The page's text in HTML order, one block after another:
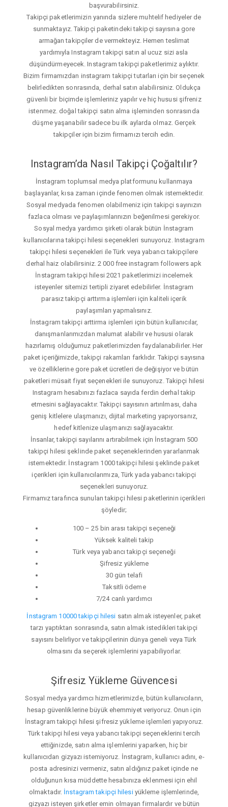
başvurabilirsiniz.
Takipçi paketlerimizin yanında sizlere muhtelif hediyeler de
sunmaktayız. Takipçi paketindeki takipçi sayısına gore
armağan takipçiler de vermekteyiz. Hemen teslimat
yardımıyla Instagram takipçi satın al ucuz sizi asla
düşündürmeyecek. Instagram takipçi paketlerimiz aylıktır.
Bizim firmamızdan instagram takipçi tutarları için bir seçenek
belirledikten sonrasında, derhal satın alabilirsiniz. Oldukça
güvenli bir biçimde işlemleriniz yapılır ve hiç hususi şifreniz
istenmez. doğal takipçi satın alma işleminden sonrasında
düşme yaşanabilir sadece bu ilk aylarda olmaz. Gerçek
takipçiler için bizim firmamızı tercih edin.
Instagram’da Nasıl Takipçi Çoğaltılır?
İnstagram toplumsal medya platformunu kullanmaya
başlayanlar, kısa zaman içinde fenomen olmak istemektedir.
Sosyal medyada fenomen olabilmeniz için takipçi sayınızın
fazlaca olması ve paylaşımlarınızın beğenilmesi gerekiyor.
Sosyal medya yardımcı şirketi olarak bütün İnstagram
kullanıcılarına takipçi hilesi seçenekleri sunuyoruz. Instagram
takipçi hilesi seçenekleri ile Türk veya yabancı takipçilere
derhal haiz olabilirsiniz. 2 000 free instagram followers apk
İnstagram takipçi hilesi 2021 paketlerimizi incelemek
isteyenler sitemizi tertipli ziyaret edebilirler. İnstagram
parasız takipçi arttırma işlemleri için kaliteli içerik
paylaşımları yapmalısınız.
İnstagram takipçi arttirma işlemleri için bütün kullanıcılar,
danışmanlarımızdan malumat alabilir ve hususi olarak
hazırlamış olduğumuz paketlerimizden faydalanabilirler. Her
paket içeriğimizde, takipçi rakamları farklıdır. Takipçi sayısına
ve özelliklerine gore paket ücretleri de değişiyor ve bütün
paketleri müsait fiyat seçenekleri ile sunuyoruz. Takipçi hilesi
Instagram hesabınızı fazlaca sayıda ferdin derhal takip
etmesini sağlayacaktır. Takipçi sayısının artırılması, daha
geniş kitlelere ulaşmanızı, dijital marketing yapıyorsanız,
hedef kitlenize ulaşmanızı sağlayacaktır.
İnsanlar, takipçi sayılarını artırabilmek için İnstagram 500
takipçi hilesi şeklinde paket seçeneklerinden yararlanmak
istemektedir. İnstagram 1000 takipçi hilesi şeklinde paket
içerikleri için kullanıcılarımıza, Türk yada yabancı takipçi
seçenekleri sunuyoruz.
Firmamız tarafınca sunulan takipçi hilesi paketlerinin içerikleri
şöyledir;
100 – 25 bin arası takipçi seçeneği
Yüksek kaliteli takip
Türk veya yabancı takipçi seçeneği
Şifresiz yükleme
30 gün telafi
Taksitli ödeme
7/24 canlı yardımcı
İnstagram 10000 takipçi hilesi satın almak isteyenler, paket
tarzı yaptıktan sonrasında, satın almak istedikleri takipçi
sayısını belirliyor ve takipçilerinin dünya geneli veya Türk
olmasını da seçerek işlemlerini yapabiliyorlar.
Şifresiz Yükleme Güvencesi
Sosyal medya yardımcı hizmetlerimizde, bütün kullanıcıların,
hesap güvenliklerine büyük ehemmiyet veriyoruz. Onun için
İnstagram takipçi hilesi şifresiz yükleme işlemleri yapıyoruz.
Türk takipçi hilesi veya yabancı takipçi seçeneklerini tercih
ettiğinizde, satın alma işlemlerini yaparken, hiç bir
kullanıcıdan gizyazı istemiyoruz. İnstagram, kullanıcı adını, e-
posta adresinizi vermeniz, satın aldığınız paket içinde ne
olduğunun kısa müddette hesabınıza eklenmesi için ehil
olmaktadır. İnstagram takipçi hilesiyükleme işlemlerinde,
gizyazı isteyen şirketler emin olmayan firmalardır ve bütün